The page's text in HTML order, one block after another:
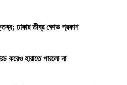
ঢাকার তীব্র ক্ষোভ প্রকাশ
করেও হারাতে পারলো না